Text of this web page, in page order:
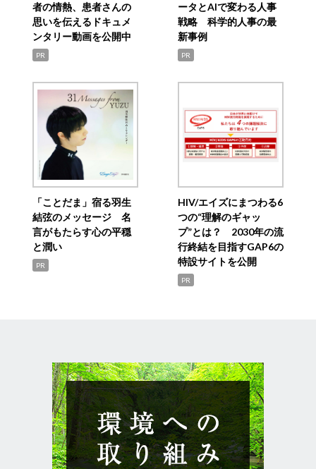
者の情熱、患者さんの
思いを伝えるドキュメ
ンタリー動画を公開中
PR
ータとAIで変わる人事
戦略 科学的人事の最
新事例
PR
「ことだま」宿る羽生
結弦のメッセージ 名
言がもたらす心の平穏
と潤い
PR
HIV/エイズにまつわる6
つの“理解のギャッ
プ”とは？ 2030年の流
行終結を目指すGAP6の
特設サイトを公開
PR